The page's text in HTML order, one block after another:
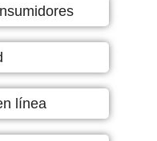
línea